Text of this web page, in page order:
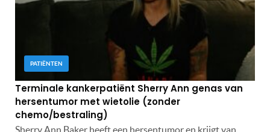
PATIËNTEN
Terminale kankerpatiënt Sherry Ann genas van
hersentumor met wietolie (zonder
chemo/bestraling)
Sherry Ann Baker heeft een hersentumor en krijgt van